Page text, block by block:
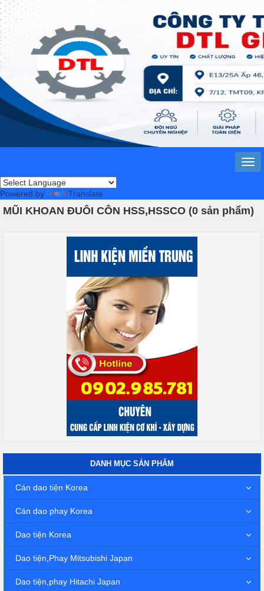
Powered by Translate
MŨI KHOAN ĐUÔI CÔN HSS,HSSCO (0 sản phẩm)
DANH MỤC SẢN PHẨM
Cán dao tiện Korea
Cán dao phay Korea
Dao tiện Korea
Dao tiện,Phay Mitsubishi Japan
Dao tiện,phay Hitachi Japan